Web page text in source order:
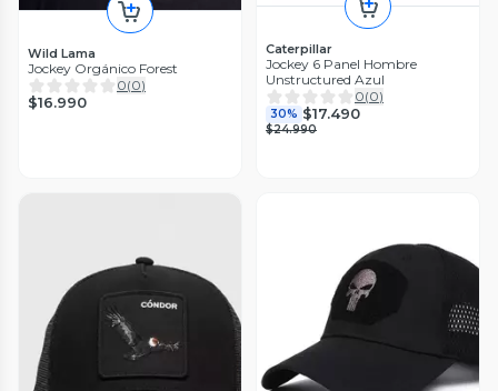
Wild Lama
Jockey Orgánico Forest
0(0)
$16.990
Caterpillar
Jockey 6 Panel Hombre
Unstructured Azul
0(0)
30% $17.490
$24.990